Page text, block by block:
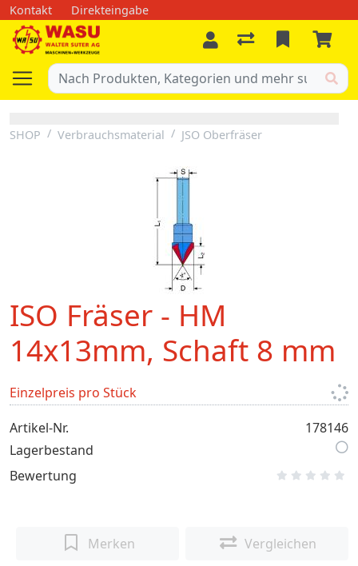
Kontakt Direkteingabe
SHOP Verbrauchsmaterial JSO Oberfräser
ISO Fräser - HM
14x13mm, Schaft 8 mm
Einzelpreis pro Stück
Artikel-Nr.
178146
Lagerbestand
Bewertung
Merken Vergleichen